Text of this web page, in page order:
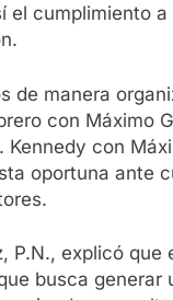
el cumplimiento
de manera
con Máximo
con
oportuna ante
P.N., explicó que
busca generar